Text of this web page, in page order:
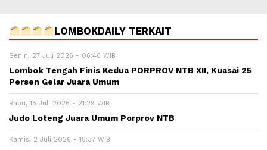
LOMBOKDAILY TERKAIT
Senin, 27 Juli 2026 - 06:46 WIB
Lombok Tengah Finis Kedua PORPROV NTB XII, Kuasai 25
Persen Gelar Juara Umum
Rabu, 15 Juli 2026 - 21:29 WIB
Judo Loteng Juara Umum Porprov NTB
Kamis, 2 Juli 2026 - 18:37 WIB